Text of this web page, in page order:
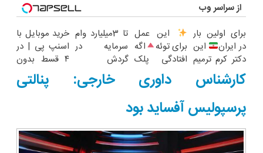
از سراسر وب
برای اولین بار
در ایران
این
دکتر کرم ترمیم
ساخت!
این عمل
برای توئه
اگه
افتادگی پلک
داری
پف پلک اطراف
چشم داری
تا 3میلیارد وام
سرمایه در
گردش
فروشندگان =>
فروشگاهت رو
خرید موبایل با
اسنپ پی | در
۴ قسط بدون
سود و کارمزد!
کارشناس داوری خارجی: پنالتی
پرسپولیس آفساید بود